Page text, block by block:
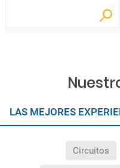
LAS MEJORES
Circuitos